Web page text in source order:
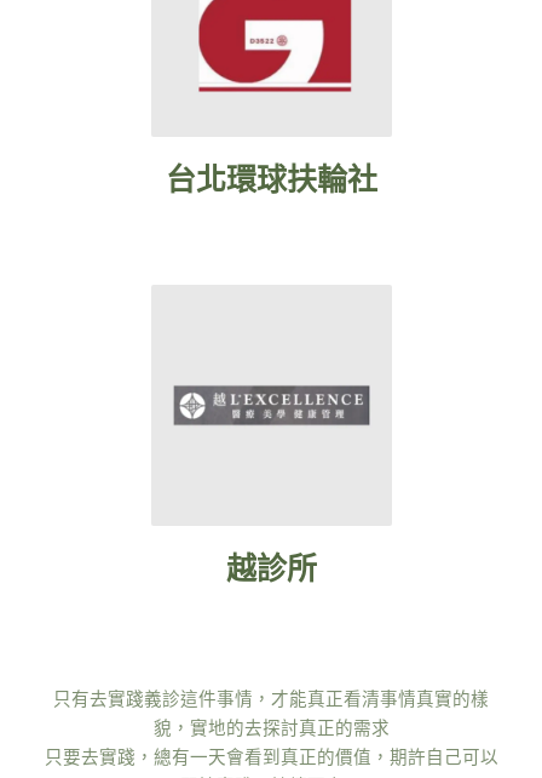
台北環球扶輪社
越診所
只有去實踐義診這件事情，才能真正看清事情真實的樣
貌，實地的去探討真正的需求
只要去實踐，總有一天會看到真正的價值，期許自己可以